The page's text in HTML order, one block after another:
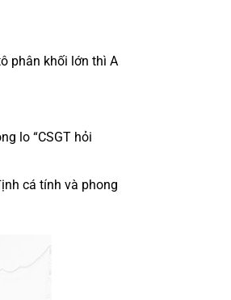
phân khối lớn thì A
lo “CSGT hỏi
cá tính và phong